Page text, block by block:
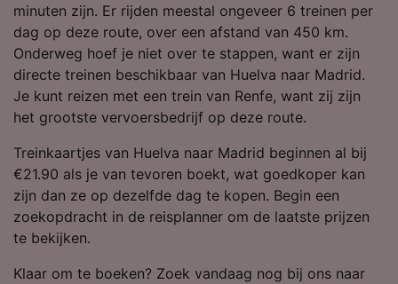
minuten zijn. Er rijden meestal ongeveer 6 treinen per
dag op deze route, over een afstand van 450 km.
Onderweg hoef je niet over te stappen, want er zijn
directe treinen beschikbaar van Huelva naar Madrid.
Je kunt reizen met een trein van Renfe, want zij zijn
het grootste vervoersbedrijf op deze route.
Treinkaartjes van Huelva naar Madrid beginnen al bij
€21.90 als je van tevoren boekt, wat goedkoper kan
zijn dan ze op dezelfde dag te kopen. Begin een
zoekopdracht in de reisplanner om de laatste prijzen
te bekijken.
Klaar om te boeken? Zoek vandaag nog bij ons naar